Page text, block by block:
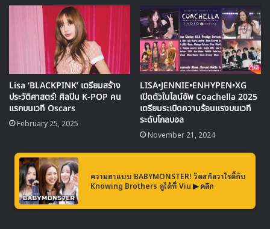
▶ คลิกดูสัมภาษณ์พิเศษ
ระหว่างช่วงสัมภาษณ์ ลิซ่า ได้พูดถึงการเป็นหนึ่งในพรีเซนเตอร์
ของ AIS ที่มีป้ายโฆษณาขนาดใหญ่เป็นรูปของเธอใน
ประเทศไทย ซึ่งเธอได้เปิดใจถึงเรื่องนี้ว่า
“ตอนแรกที่ได้เห็นป้ายก็ตกใจมากเลยค่ะ พอลงมาจาก
สนามบินแล้วก็เจอป้ายใหญ่มาก จริงๆแล้วก็เขินนะคะ ก็มี
แอบถ่ายเก็บไว้บ้าง แล้วไม่ว่าจะเป็นเพื่อนที่เกาหลีเวลาที่
เค้ามาเที่ยวที่ไทยพอเค้าเห็นป้ายก็จะถ่ายรูปส่งมาให้ดู ว่า
‘นี่ฉันเห็นเธอด้วยนะ’ ก็รู้สึกดีใจค่ะ”
Lisa ‘BLACKPINK’ เตรียมสร้าง
ประวัติศาสตร์! ศิลปิน K-POP คน
แรกบนเวที Oscars
February 25, 2025
LISA•JENNIE•ENHYPEN•XG
เปิดตัวในไลน์อัพ Coachella 2025
เตรียมระเบิดความร้อนแรงบนเวที
ระดับโกลบอล
November 21, 2024
ความฮาแบบ BABYMONSTER! วัดสกิลวาไรตี้กับ
Knowing Brothers ดูได้ที่ Viu ▶ คลิก